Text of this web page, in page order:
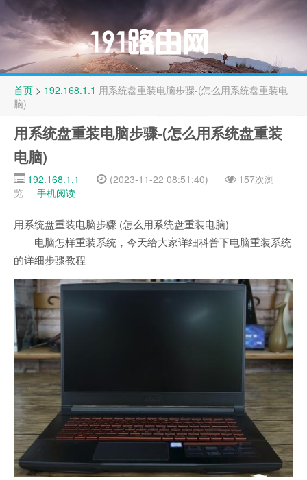
首页 > 192.168.1.1 用系统盘重装电脑步骤-(怎么用系统盘重装电
脑)
用系统盘重装电脑步骤-(怎么用系统盘重装
电脑)
192.168.1.1 (2023-11-22 08:51:40)
157次浏
览
手机阅读
用系统盘重装电脑步骤 (怎么用系统盘重装电脑)
电脑怎样重装系统，今天给大家详细科普下电脑重装系统
的详细步骤教程